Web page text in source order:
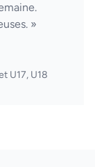
»
U17, U18